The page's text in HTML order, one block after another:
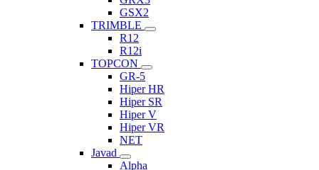
GSX2
TRIMBLE
R12
R12i
TOPCON
GR-5
Hiper HR
Hiper SR
Hiper V
Hiper VR
NET
Javad
Alpha